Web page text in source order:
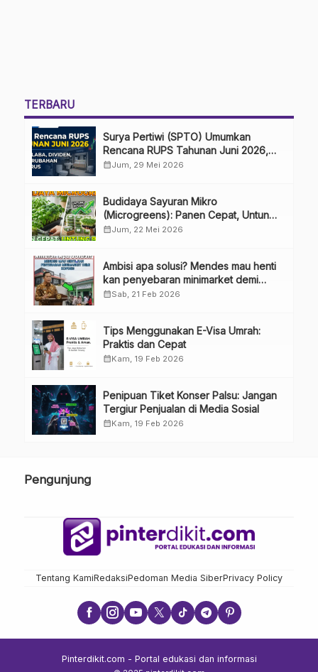
TERBARU
Surya Pertiwi (SPTO) Umumkan
Rencana RUPS Tahunan Juni 2026,
Bahas Penggunaan Laba Hingga
calendar_monthJum, 29 Mei 2026
Budidaya Sayuran Mikro
(Microgreens): Panen Cepat, Untung
Besar
calendar_monthJum, 22 Mei 2026
Ambisi apa solusi? Mendes mau henti
kan penyebaran minimarket demi
kopdes.
calendar_monthSab, 21 Feb 2026
Tips Menggunakan E-Visa Umrah:
Praktis dan Cepat
calendar_monthKam, 19 Feb 2026
Penipuan Tiket Konser Palsu: Jangan
Tergiur Penjualan di Media Sosial
calendar_monthKam, 19 Feb 2026
Pengunjung
Tentang KamiRedaksiPedoman Media SiberPrivacy Policy
Pinterdikit.com - Portal edukasi dan informasi